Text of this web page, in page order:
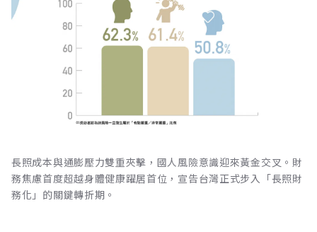
長照成本與通膨壓力雙重夾擊，國人風險意識迎來黃金交叉。財
務焦慮首度超越身體健康躍居首位，宣告台灣正式步入「長照財
務化」的關鍵轉折期。